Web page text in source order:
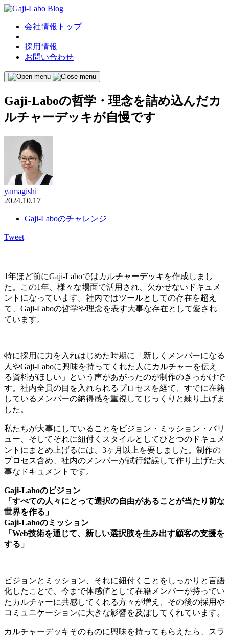
会社情報トップ
採用情報
お問い合わせ
Gaji-Laboの哲学・理念を詰め込んだカ
ルチャーデッキが自慢です
yamagishi
2024.10.17
Gaji-Laboのチャレンジ
Tweet
1年ほど前にGaji-Laboではカルチャーデッキを作成しまし
た。この1年、様々な場面で活用され、欠かせないドキュメ
ントになっています。社内ではツールとしての存在を超え
て、Gaji-Laboの哲学や理念を表す大事な存在として愛され
ています。
特に採用に力を入れはじめた時期に「新しくメンバーになる
人やGaji-Laboに興味を持ってくれた人にカルチャーを伝え
る資料がほしい」という声があがったのが制作のきっかけで
す。社内全員の目を入れられるプロセスを経て、すでに在籍
しているメンバーの納得感を重視してじっくりと練り上げま
した。
私たちが大事にしていることをビジョン・ミッション・バリ
ュー、そしてそれに紐付くスタイルとしてひとつのドキュメ
ントにまとめ上げるには、3ヶ月以上を要しました。制作の
プロセス含め、社内のメンバーが試行錯誤して作り上げた大
事なドキュメントです。
Gaji-Laboのビジョン
「すべての人々にとって選択の自由があることが当たり前な
世界を作る」
Gaji-Laboのミッション
「Web技術を通じて、新しい選択肢を生み出す顧客の支援を
する」
ビジョンとミッション、それに紐付くことをしっかりと言語
化したことで、今まで体感値として在籍メンバーが持ってい
たカルチャーに共感してくれる方々が増え、その後の採用や
コミュニケーションに大きな影響を及ぼしてくれています。
カルチャーデッキそのものに興味を持ってもらえたら、スラ